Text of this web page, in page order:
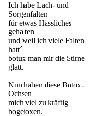
Ich habe Lach- und
Sorgenfalten
für etwas Hässliches
gehalten
und weil ich viele Falten
hatt´
botux man mir die Stirne
glatt.
Nun haben diese Botox-
Ochsen
mich viel zu kräftig
bogetoxen.